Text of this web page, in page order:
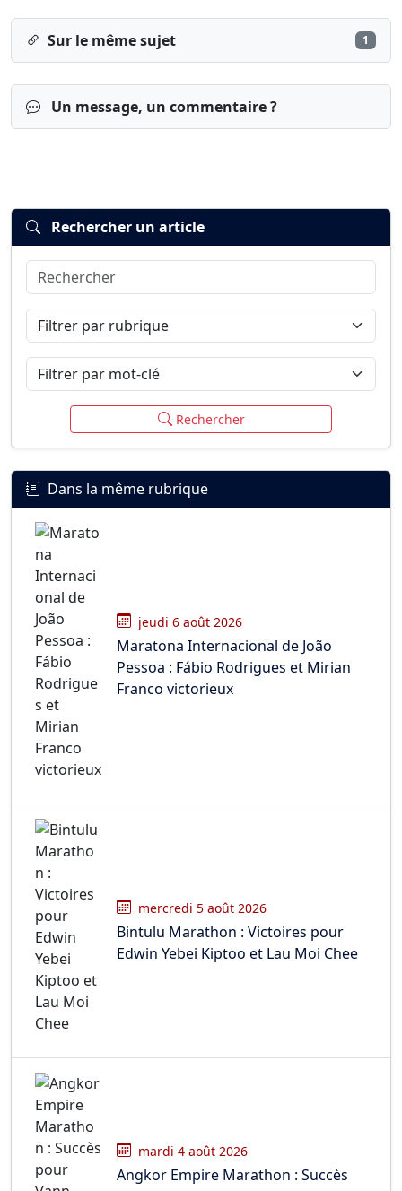
Sur le même sujet 1
Un message, un commentaire ?
Connexion
Rechercher un article
Rechercher
Filtrer par rubrique
Filtrer par mot-clé
Rechercher
Dans la même rubrique
jeudi 6 août 2026
Maratona Internacional de João
Pessoa : Fábio Rodrigues et Mirian
Franco victorieux
mercredi 5 août 2026
Bintulu Marathon : Victoires pour
Edwin Yebei Kiptoo et Lau Moi Chee
mardi 4 août 2026
Angkor Empire Marathon : Succès